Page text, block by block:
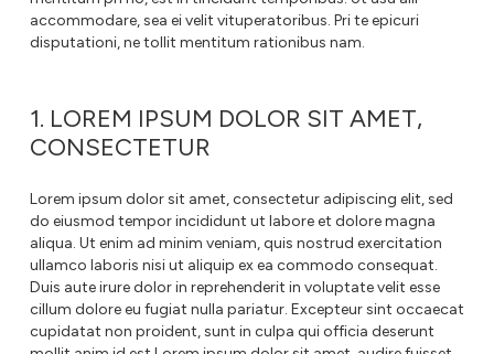
accommodare, sea ei velit vituperatoribus. Pri te epicuri
disputationi, ne tollit mentitum rationibus nam.
1. LOREM IPSUM DOLOR SIT AMET,
CONSECTETUR
Lorem ipsum dolor sit amet, consectetur adipiscing elit, sed
do eiusmod tempor incididunt ut labore et dolore magna
aliqua. Ut enim ad minim veniam, quis nostrud exercitation
ullamco laboris nisi ut aliquip ex ea commodo consequat.
Duis aute irure dolor in reprehenderit in voluptate velit esse
cillum dolore eu fugiat nulla pariatur. Excepteur sint occaecat
cupidatat non proident, sunt in culpa qui officia deserunt